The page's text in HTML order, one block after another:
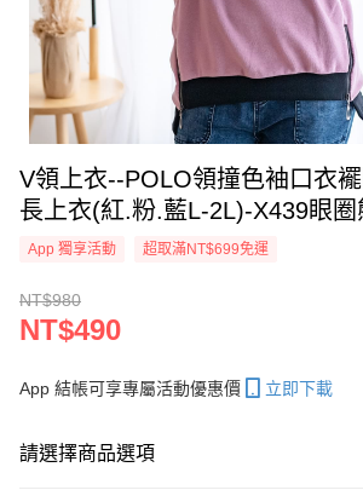
V領上衣--POLO領撞色袖口衣
長上衣(紅.粉.藍L-2L)-X439眼
App 獨享活動 超取滿NT$699免運
NT$980
NT$490
App 結帳可享專屬活動優惠價 立即下載
請選擇商品選項